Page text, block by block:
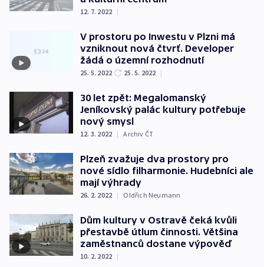
12. 7. 2022 |
V prostoru po Inwestu v Plzni má
vzniknout nová čtvrť. Developer
žádá o územní rozhodnutí
25. 5. 2022 25. 5. 2022 |
30 let zpět: Megalomanský
Jeníkovský palác kultury potřebuje
nový smysl
12. 3. 2022 | Archiv ČT
Plzeň zvažuje dva prostory pro
nové sídlo filharmonie. Hudebníci ale
mají výhrady
26. 2. 2022 | Oldřich Neumann
Dům kultury v Ostravě čeká kvůli
přestavbě útlum činnosti. Většina
zaměstnanců dostane výpověď
10. 2. 2022 |